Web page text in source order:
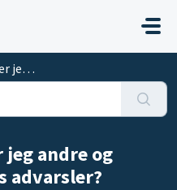
andre og
advarsler?